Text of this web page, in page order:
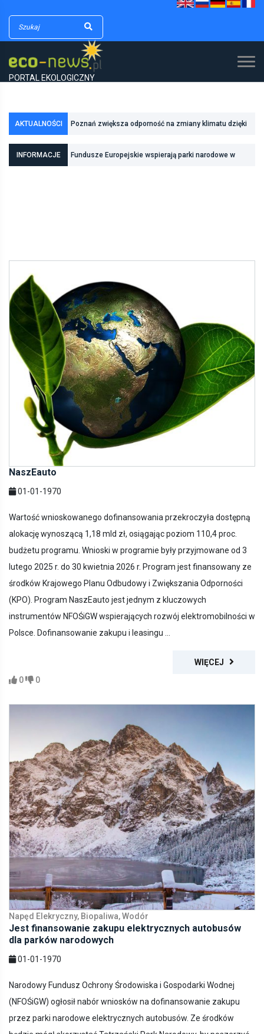
PORTAL EKOLOGICZNY
AKTUALNOŚCI Poznań zwiększa odporność na zmiany klimatu dzięki
INFORMACJE
Fundusze Europejskie wspierają parki narodowe w
NaszEauto
01-01-1970
Wartość wnioskowanego dofinansowania przekroczyła dostępną
alokację wynoszącą 1,18 mld zł, osiągając poziom 110,4 proc.
budżetu programu. Wnioski w programie były przyjmowane od 3
lutego 2025 r. do 30 kwietnia 2026 r. Program jest finansowany ze
środków Krajowego Planu Odbudowy i Zwiększania Odporności
(KPO). Program NaszEauto jest jednym z kluczowych
instrumentów NFOŚiGW wspierających rozwój elektromobilności w
Polsce. Dofinansowanie zakupu i leasingu ...
WIĘCEJ
0
0
Napęd Elekryczny, Biopaliwa, Wodór
Jest finansowanie zakupu elektrycznych autobusów
dla parków narodowych
01-01-1970
Narodowy Fundusz Ochrony Środowiska i Gospodarki Wodnej
(NFOŚiGW) ogłosił nabór wniosków na dofinansowanie zakupu
przez parki narodowe elektrycznych autobusów. Ze środków